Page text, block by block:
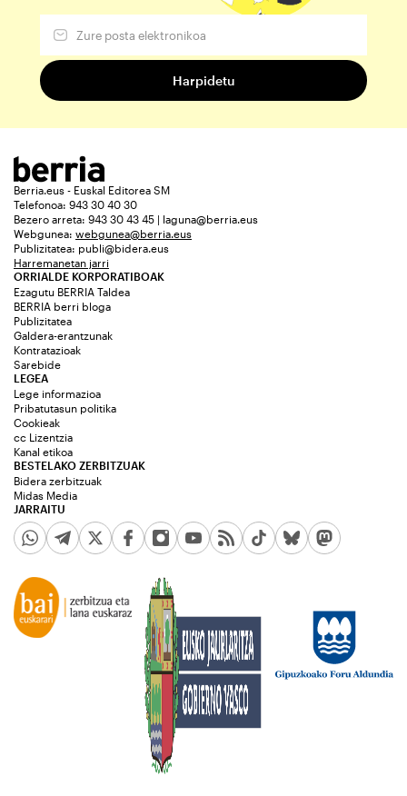
Berria.eus - Euskal Editorea SM
Telefonoa: 943 30 40 30
Bezero arreta: 943 30 43 45 | laguna@berria.eus
Webgunea: webgunea@berria.eus
Publizitatea: publi@bidera.eus
Harremanetan jarri
ORRIALDE KORPORATIBOAK
Ezagutu BERRIA Taldea
BERRIA berri bloga
Publizitatea
Galdera-erantzunak
Kontratazioak
Sarebide
JARRAITU
LEGEA
Lege informazioa
Pribatutasun politika
Cookieak
cc Lizentzia
Kanal etikoa
BESTELAKO ZERBITZUAK
Bidera zerbitzuak
Midas Media